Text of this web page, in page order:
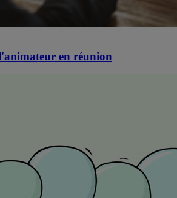
en réunion